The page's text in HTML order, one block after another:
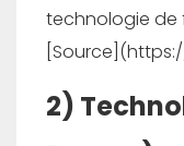
technologie de
2)